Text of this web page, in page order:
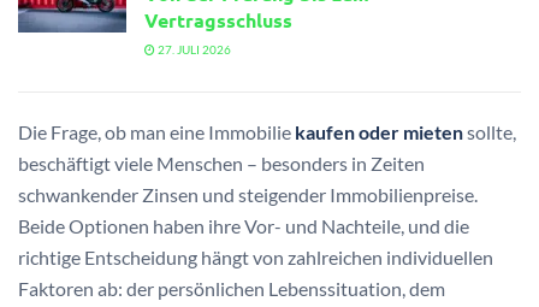
Vertragsschluss
27. JULI 2026
Die Frage, ob man eine Immobilie kaufen oder mietensollte,
beschäftigt viele Menschen – besonders in Zeiten
schwankender Zinsen und steigender Immobilienpreise.
Beide Optionen haben ihre Vor- und Nachteile, und die
richtige Entscheidung hängt von zahlreichen individuellen
Faktoren ab: der persönlichen Lebenssituation, dem